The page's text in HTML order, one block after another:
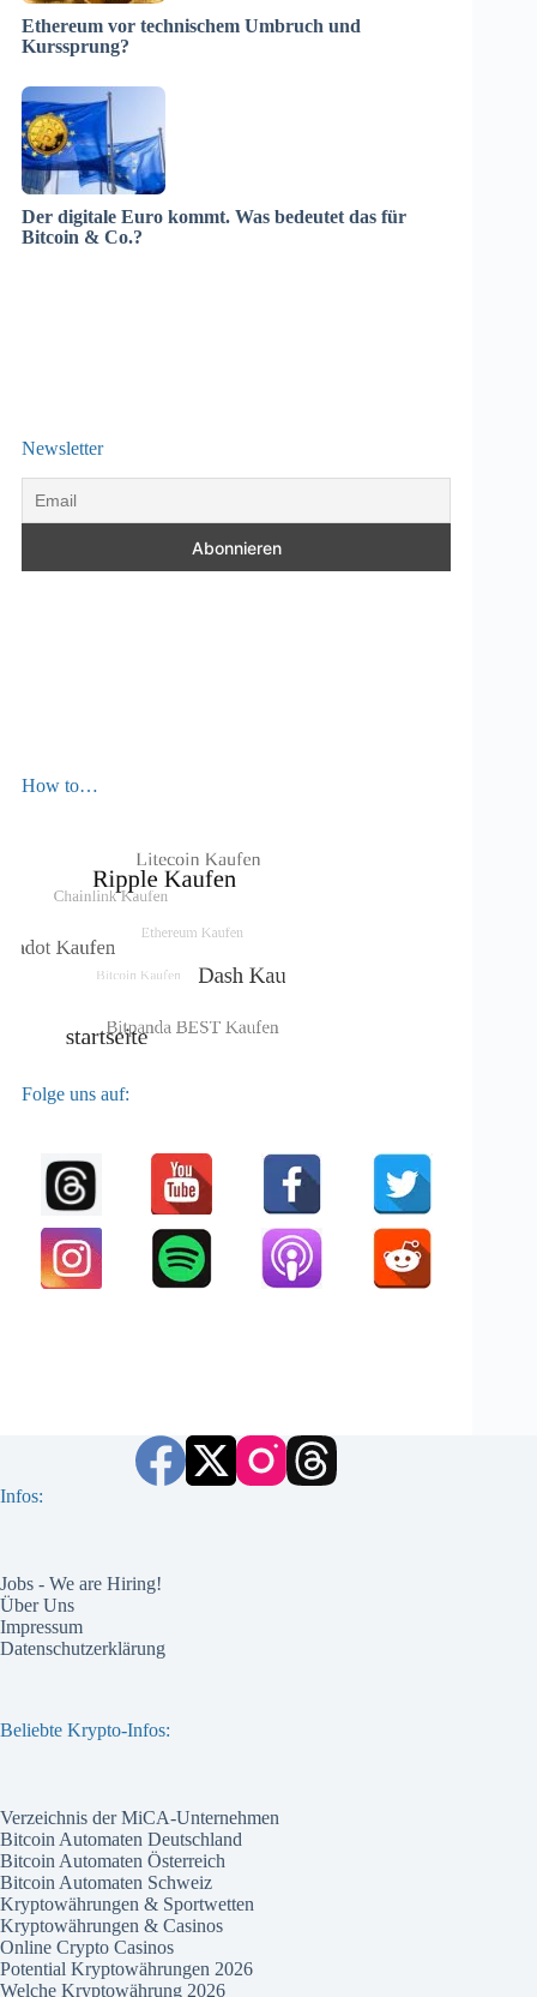
Ethereum vor technischem Umbruch und
Kurssprung?
Der digitale Euro kommt. Was bedeutet das für
Bitcoin & Co.?
Newsletter
How to…
Folge uns auf:
Infos:
Jobs - We are Hiring!
Über Uns
Impressum
Datenschutzerklärung
Beliebte Krypto-Infos:
Verzeichnis der MiCA-Unternehmen
Bitcoin Automaten Deutschland
Bitcoin Automaten Österreich
Bitcoin Automaten Schweiz
Kryptowährungen & Sportwetten
Kryptowährungen & Casinos
Online Crypto Casinos
Potential Kryptowährungen 2026
Welche Kryptowährung 2026